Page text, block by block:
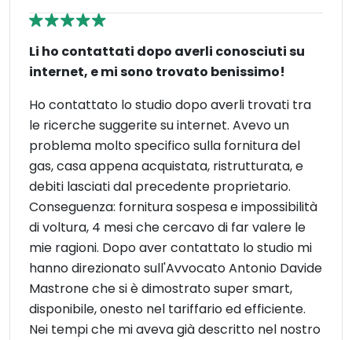
Li ho contattati dopo averli conosciuti su
internet, e mi sono trovato benissimo!
Ho contattato lo studio dopo averli trovati tra
le ricerche suggerite su internet. Avevo un
problema molto specifico sulla fornitura del
gas, casa appena acquistata, ristrutturata, e
debiti lasciati dal precedente proprietario.
Conseguenza: fornitura sospesa e impossibilità
di voltura, 4 mesi che cercavo di far valere le
mie ragioni. Dopo aver contattato lo studio mi
hanno direzionato sull'Avvocato Antonio Davide
Mastrone che si è dimostrato super smart,
disponibile, onesto nel tariffario ed efficiente.
Nei tempi che mi aveva già descritto nel nostro